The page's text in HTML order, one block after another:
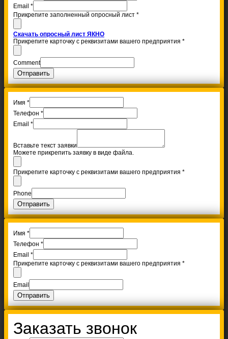
Email *
Прикрепите заполненный опросный лист *
Скачать опросный лист ЯКНО
Прикрепите карточку с реквизитами вашего предприятия *
Comment
Отправить
Имя *
Телефон *
Email *
Вставьте текст заявки
Можете прикрепить заявку в виде файла.
Прикрепите карточку с реквизитами вашего предприятия *
Phone
Отправить
Имя *
Телефон *
Email *
Прикрепите карточку с реквизитами вашего предприятия *
Email
Отправить
Заказать звонок